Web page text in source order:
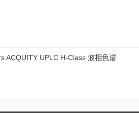
ACQUITY UPLC H-Class 液相色谱